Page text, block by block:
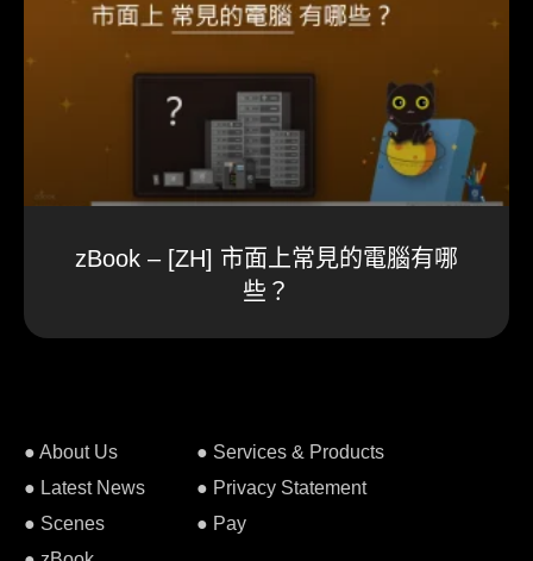
zBook – [ZH] 市面上常見的電腦有哪
些？
● About Us
● Latest News
● Scenes
● Services & Products
● Privacy Statement
● Pay